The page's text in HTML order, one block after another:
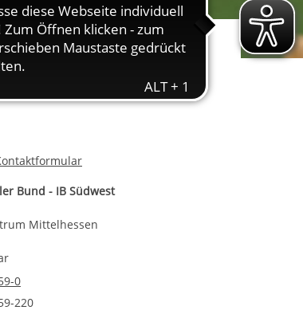
wir
stoppen
Bund - IB Südwest
Mittelhessen
0
220